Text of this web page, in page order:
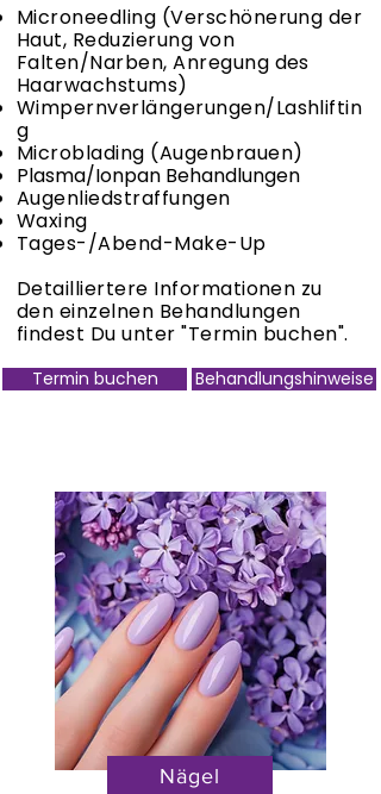
Microneedling (Verschönerung der
Haut, Reduzierung von
Falten/Narben, Anregung des
Haarwachstums)
Wimpernverlängerungen/Lashliftin
g
Microblading (Augenbrauen)
Plasma/Ionpan Behandlungen
Augenliedstraffungen
Waxing
Tages-/Abend-Make-Up
Detailliertere Informationen zu
den einzelnen Behandlungen
findest Du unter "Termin buchen".
Termin buchen Behandlungshinweise
Nägel